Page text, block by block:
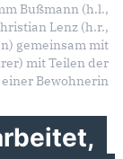
Bußmann (h.l.,
Lenz (h.r.,
gemeinsam mit
mit Teilen der
Bewohnerin